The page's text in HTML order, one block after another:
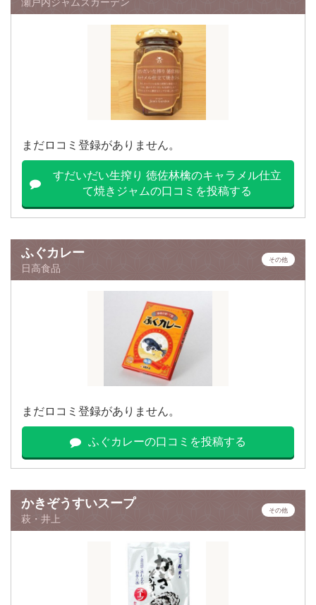
まだロコミ登録がありません。
すだいだい生搾り 徳佐林檎のキャラメル仕立
て焼きジャムの口コミを投稿する
ふぐカレー
日高食品
その他
まだロコミ登録がありません。
ふぐカレーの口コミを投稿する
かきぞうすいスープ
萩・井上
その他